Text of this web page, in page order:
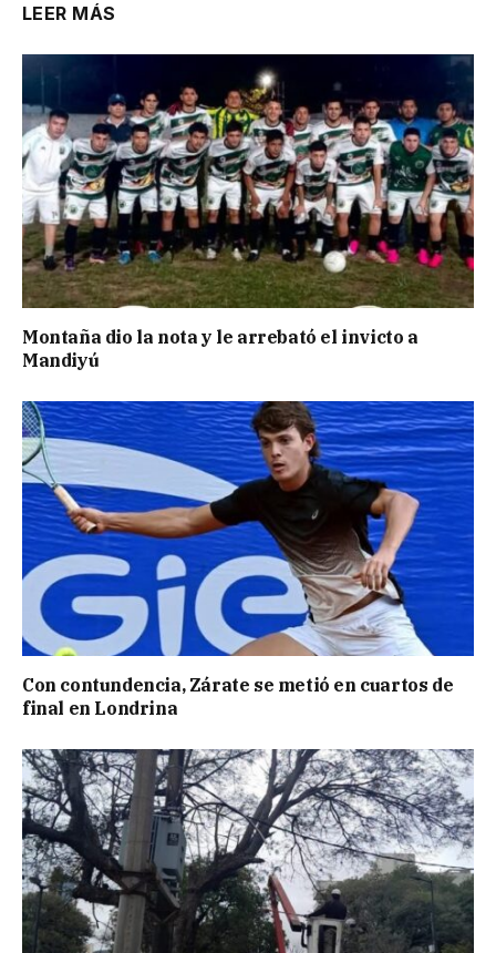
LEER MÁS
Montaña dio la nota y le arrebató el invicto a
Mandiyú
Con contundencia, Zárate se metió en cuartos de
final en Londrina